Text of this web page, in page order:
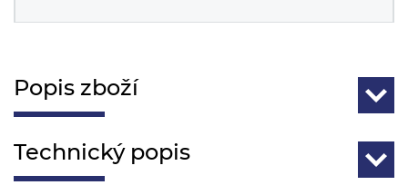
Popis zboží
Technický popis